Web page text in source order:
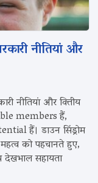
नीतियां और
नीतियां और वित्तीय
members हैं,
हैं। डाउन सिंड्रोम
को पहचानते हुए,
देखभाल सहायता